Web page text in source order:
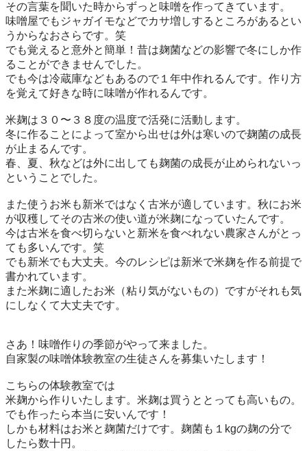
その言葉を聞いた時からずっと味噌を作ってきています。
味噌屋でもジャガイモなどでカサ増しするところがあるとい
うからなおさらです。笑
でも覚えると意外と簡単！昔は麹菌などの影響で冬にしか作
ることができませんでした。
でも今は冷蔵庫などもあるので１年中作れるんです。作り方
を覚えて好きな時に味噌が作れるんです。
米麹は３０〜３８度の温度で活発に活動します。
冬に作ることによって室から出せは外は寒いので麹菌の成長
が止まるんです。
春、夏、秋などは外に出しても麹菌の成長が止められないっ
ということでした。
また使うお米も新米ではなく古米が適しています。秋にお米
が収穫してその古米の使い道が米麹になっていたんです。
今は古米を食べ切らないと新米を食べれない農家さんがとっ
ても多いんです。笑
でも新米でも大丈夫。今のレシピは新米で米麹を作る前提で
書かれています。
また米麹に適したお米（粘り気がないもの）ですがそれも気
にしなくて大丈夫です。
さあ！味噌作りの季節がやって来ました。
自家製の味噌体験教室の生徒さんを募集いたします！
こちらの体験教室では
米麹から作りいたします。米麹は買うととっても高いもの。
でも作ったら本当に安いんです！
しかも材料はお米と麹菌だけです。麹菌も１kgの麹の分で
したら数十円。